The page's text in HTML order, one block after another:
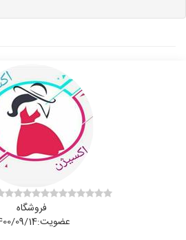
فروشگاه
عضویت:1400/09/14